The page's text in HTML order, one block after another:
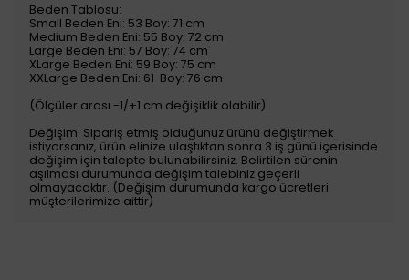
Beden Tablosu:
Small Beden Eni: 53 Boy: 71 cm
Medium Beden Eni: 55 Boy: 72 cm
Large Beden Eni: 57 Boy: 74 cm
XLarge Beden Eni: 59 Boy: 75 cm
XXLarge Beden Eni: 61 Boy: 76 cm
(Ölçüler arası -1/+1 cm değişiklik olabilir)
Değişim: Sipariş etmiş olduğunuz ürünü değiştirmek
istiyorsanız, ürün elinize ulaştıktan sonra 3 iş günü içerisinde
değişim için talepte bulunabilirsiniz. Belirtilen sürenin
aşılması durumunda değişim talebiniz geçerli
olmayacaktır. (Değişim durumunda kargo ücretleri
müşterilerimize aittir)